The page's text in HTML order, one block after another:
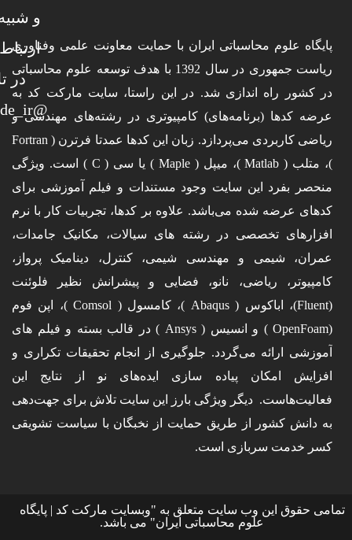
پایگاه علوم محاسباتی ایران با حمایت معاونت علمی وفناوری
ریاست جمهوری در سال 1392 با هدف توسعه علوم محاسباتی
در کشور راه اندازی شد. در این راستا، سایت مارکت کد به
عرضه کدها (برنامه‌های) کامپیوتری در رشته‌های مهندسی و
ریاضی کاربردی می‌پردازد. زبان این کدها عمدتا فرترن ( Fortran
)، متلب ( Matlab )، میپل ( Maple ) یا سی ( C ) است. ویژگی
منحصر بفرد این سایت وجود مستندات و فیلم آموزشی برای
کدهای عرضه شده می‌باشد. علاوه بر کدها، تجربیات کار با نرم
افزارهای تخصصی در رشته های سیالات، مکانیک جامدات،
عمران، شیمی و مهندسی شیمی، کنترل، دینامیک پرواز،
کامپیوتر، ریاضی، نانو، فضایی و پیشرانش نظیر فلوئنت
(Fluent)، اباکوس ( Abaqus )، کامسول ( Comsol )، اپن فوم
(OpenFoam ) و انسیس ( Ansys ) در قالب بسته‌ و فیلم های
آموزشی ارائه می‌گردد. جلوگیری از انجام تحقیقات تکراری و
افزایش امکان پیاده سازی ایده‌های نو از نتایج این
فعالیت‌هاست. دیگر ویژگی بارز این سایت تلاش برای جهت‌دهی
به دانش کشور از طریق حمایت از نخبگان با سیاست تشویقی
کسر خدمت سربازی است.
تمامی حقوق این وب سایت متعلق به "وبسایت مارکت کد | پایگاه
علوم محاسباتی ایران" می باشد.